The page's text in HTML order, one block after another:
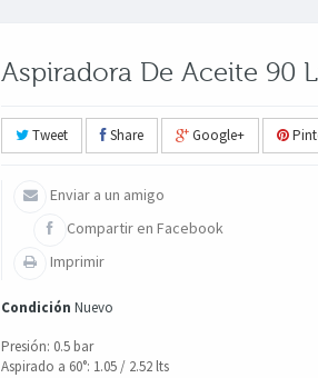
Aspiradora De Aceite 90
Tweet Share Google+
Enviar a un amigo
Compartir en Facebook
Imprimir
Condición Nuevo
Presión: 0.5 bar
Aspirado a 60°: 1.05 / 2.52 lts